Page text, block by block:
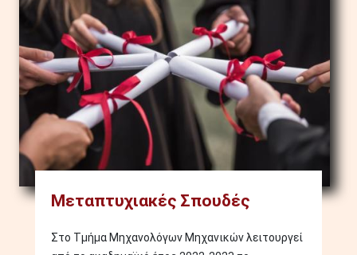
Μεταπτυχιακές Σπουδές
Στο Τμήμα Μηχανολόγων Μηχανικών λειτουργεί